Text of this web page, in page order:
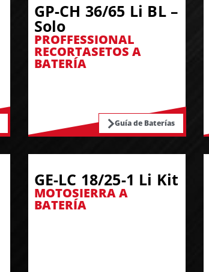
GP-CH 36/65 Li BL –
Solo
PROFFESSIONAL
RECORTASETOS A
BATERÍA
Guía de Baterías
GE-LC 18/25-1 Li Kit
MOTOSIERRA A
BATERÍA